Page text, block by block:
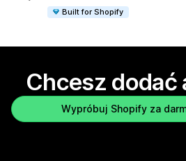
Built for Shopify
Chcesz dodać
Wypróbuj Shopify za